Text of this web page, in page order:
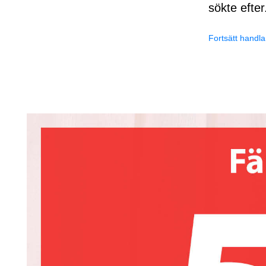
sökte
Fortsätt handla